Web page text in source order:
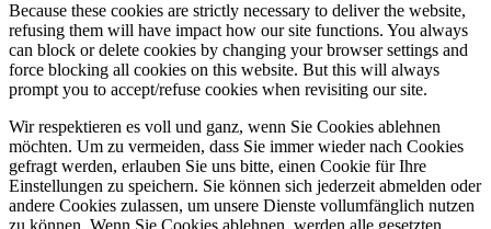
Because these cookies are strictly necessary to deliver the website,
refusing them will have impact how our site functions. You always
can block or delete cookies by changing your browser settings and
force blocking all cookies on this website. But this will always
prompt you to accept/refuse cookies when revisiting our site.
Wir respektieren es voll und ganz, wenn Sie Cookies ablehnen
möchten. Um zu vermeiden, dass Sie immer wieder nach Cookies
gefragt werden, erlauben Sie uns bitte, einen Cookie für Ihre
Einstellungen zu speichern. Sie können sich jederzeit abmelden oder
andere Cookies zulassen, um unsere Dienste vollumfänglich nutzen